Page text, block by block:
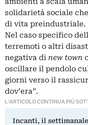
solidarietà sociale
di vita preindustriale.
Nel caso specifico
terremoti o altri
negativa di new town
oscillare il pendolo
giorni verso il
dov’era”.
L'ARTICOLO CONTINUA PIÙ
Incanti, il